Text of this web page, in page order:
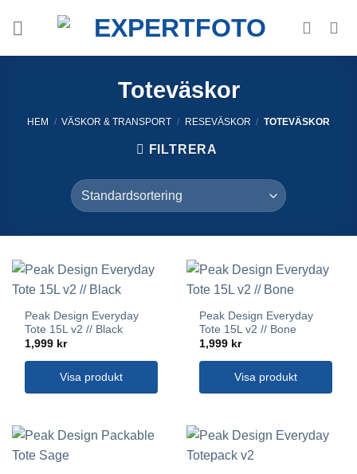
Toteväskor
HEM / VÄSKOR & TRANSPORT / RESEVÄSKOR / TOTEVÄSKOR
FILTRERA
Peak Design Everyday
Tote 15L v2 // Black
1,999 kr
Visa produkt
Peak Design Everyday
Tote 15L v2 // Bone
1,999 kr
Visa produkt